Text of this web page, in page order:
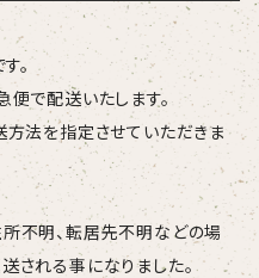
。
便で配送いたします。
方法を指定させていただきま
不明、転居先不明などの場
される事になりました。